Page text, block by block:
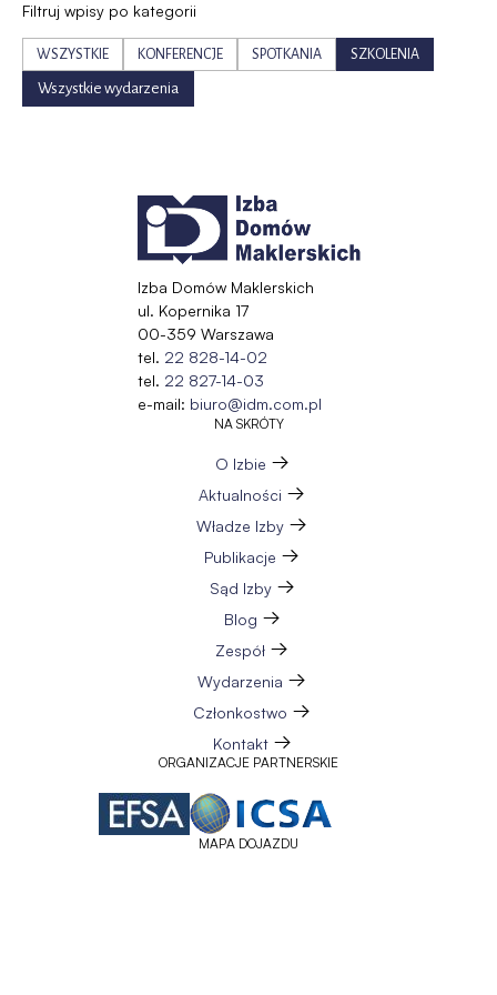
Filtruj wpisy po kategorii
WSZYSTKIE KONFERENCJE SPOTKANIA SZKOLENIA
Wszystkie wydarzenia
Izba Domów Maklerskich
ul. Kopernika 17
00-359 Warszawa
tel. 22 828-14-02
tel. 22 827-14-03
e-mail: biuro@idm.com.pl
NA SKRÓTY
O Izbie
Aktualności
Władze Izby
Publikacje
Sąd Izby
Blog
Zespół
Wydarzenia
Członkostwo
Kontakt
ORGANIZACJE PARTNERSKIE
MAPA DOJAZDU